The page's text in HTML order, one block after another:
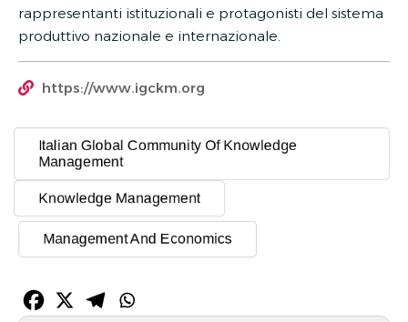
rappresentanti istituzionali e protagonisti del sistema
produttivo nazionale e internazionale.
https://www.igckm.org
Italian Global Community Of Knowledge
Management
Knowledge Management
Management And Economics